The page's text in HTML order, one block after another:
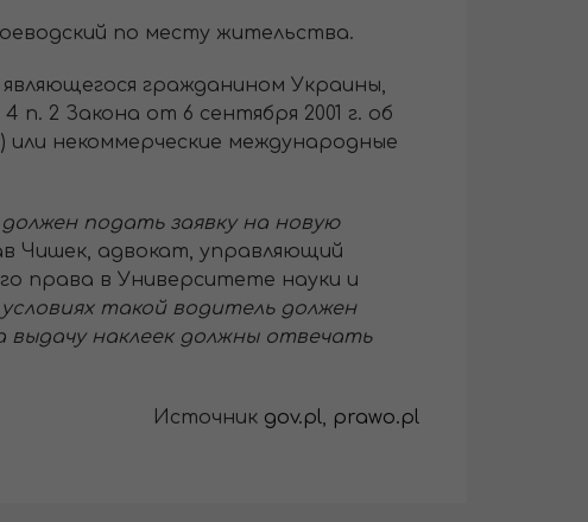
по месту жительства.
гражданином Украины,
2 Закона от 6 сентября 2001 г. об
некоммерческие международные
подать заявку на новую
Чишек, адвокат, управляющий
права в Университете науки и
такой водитель должен
выдачу наклеек должны отвечать
Источник gov.pl, prawo.pl